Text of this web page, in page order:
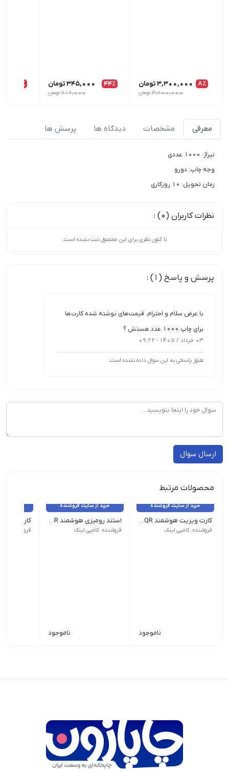
8٪ 3,300,000تومان
3,600,000 تومان
44٪ 345,000تومان
612,000 تومان
37٪
معرفی مشخصات دیدگاه ها پرسش ها
تیراژ: 1000 عددی
وجه چاپ: دورو
زمان تحویل: 10 روزکاری
نظرات کاربران (0) :
تا کنون نظری برای این محصول ثبت نشده است.
پرسش و پاسخ (1) :
با عرض سلام و احترام. قیمت‌های نوشته شده کارت‌ها
برای چاپ ۱۰۰۰ عدد هستش ؟
03 خرداد / 1405 - 09:22
هنوز پاسخی به این سوال داده نشده است.
ارسال سوال
محصولات مرتبط
خرید از سایت فروشنده
کارت ویزیت هوشمند NFC - QR جنس: PVC | روکش: لمینت
فروشنده: کامپی لینک
ناموجود
خرید از سایت فروشنده
استند رومیزی هوشمند NFC - QR جنس: Pelaxi
فروشنده: کامپی لینک
ناموجود
جنس: گلاسه 300
فروشنده: